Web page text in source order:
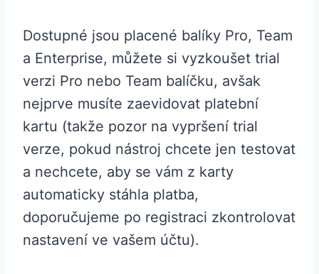
Dostupné jsou placené balíky Pro, Team
a Enterprise, můžete si vyzkoušet trial
verzi Pro nebo Team balíčku, avšak
nejprve musíte zaevidovat platební
kartu (takže pozor na vypršení trial
verze, pokud nástroj chcete jen testovat
a nechcete, aby se vám z karty
automaticky stáhla platba,
doporučujeme po registraci zkontrolovat
nastavení ve vašem účtu).